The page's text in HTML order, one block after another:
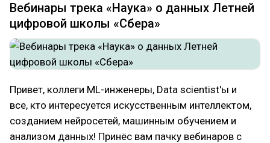
Вебинары трека «Наука» о данных Летней
цифровой школы «Сбера»
Привет, коллеги ML-инженеры, Data scientist'ы и
все, кто интересуется искусственным интеллектом,
созданием нейросетей, машинным обучением и
анализом данных! Принёс вам пачку вебинаров с